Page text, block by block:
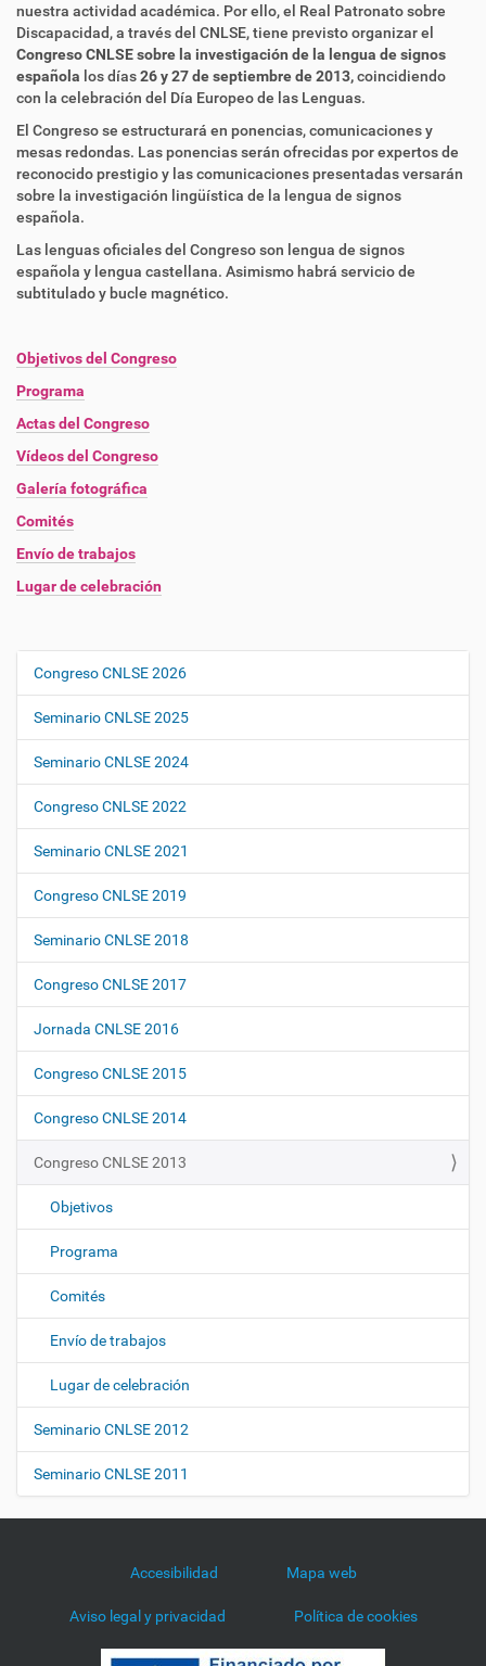
nuestra actividad académica. Por ello, el Real Patronato sobre
Discapacidad, a través del CNLSE, tiene previsto organizar el
Congreso CNLSE sobre la investigación de la lengua de signos
española los días26 y 27 de septiembre de 2013,coincidiendo
con la celebración del Día Europeo de las Lenguas.
El Congreso se estructurará en ponencias, comunicaciones y
mesas redondas. Las ponencias serán ofrecidas por expertos de
reconocido prestigio y las comunicaciones presentadas versarán
sobre la investigación lingüística de la lengua de signos
española.
Las lenguas oficiales del Congreso son lengua de signos
española y lengua castellana. Asimismo habrá servicio de
subtitulado y bucle magnético.
Objetivos del Congreso
Programa
Actas del Congreso
Vídeos del Congreso
Galería fotográfica
Comités
Envío de trabajos
Lugar de celebración
N
e
g
a
c
i
ó
n
Congreso CNLSE 2026
Seminario CNLSE 2025
Seminario CNLSE 2024
Congreso CNLSE 2022
Seminario CNLSE 2021
Congreso CNLSE 2019
Seminario CNLSE 2018
Congreso CNLSE 2017
Jornada CNLSE 2016
Congreso CNLSE 2015
Congreso CNLSE 2014
Congreso CNLSE 2013
Objetivos
Programa
Comités
Envío de trabajos
Lugar de celebración
Seminario CNLSE 2012
Seminario CNLSE 2011
Accesibilidad Mapa web
Aviso legal y privacidad Política de cookies